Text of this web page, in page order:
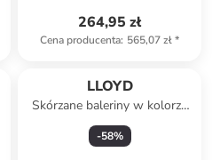
264,95 zł
Cena producenta: 565,07 zł*
LLOYD
Skórzane baleriny w kolorze
czarnym
-58%